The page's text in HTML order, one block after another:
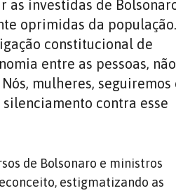
as investidas de
oprimidas da população.
constitucional de
entre as pessoas, não
mulheres, seguiremos
contra esse
de Bolsonaro e ministros
estigmatizando as